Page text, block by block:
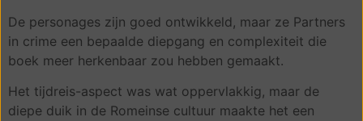
De personages zijn goed ontwikkeld, maar ze Partners
in crime een bepaalde diepgang en complexiteit die
boek meer herkenbaar zou hebben gemaakt.
Het tijdreis-aspect was wat oppervlakkig, maar de
diepe duik in de Romeinse cultuur maakte het een